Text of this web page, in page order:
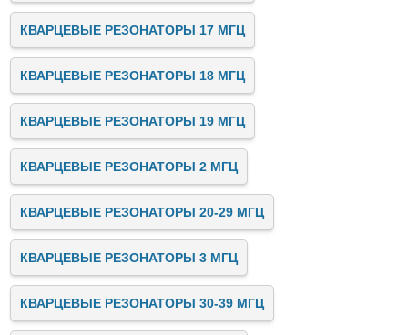
КВАРЦЕВЫЕ РЕЗОНАТОРЫ 17 МГЦ
КВАРЦЕВЫЕ РЕЗОНАТОРЫ 18 МГЦ
КВАРЦЕВЫЕ РЕЗОНАТОРЫ 19 МГЦ
КВАРЦЕВЫЕ РЕЗОНАТОРЫ 2 МГЦ
КВАРЦЕВЫЕ РЕЗОНАТОРЫ 20-29 МГЦ
КВАРЦЕВЫЕ РЕЗОНАТОРЫ 3 МГЦ
КВАРЦЕВЫЕ РЕЗОНАТОРЫ 30-39 МГЦ